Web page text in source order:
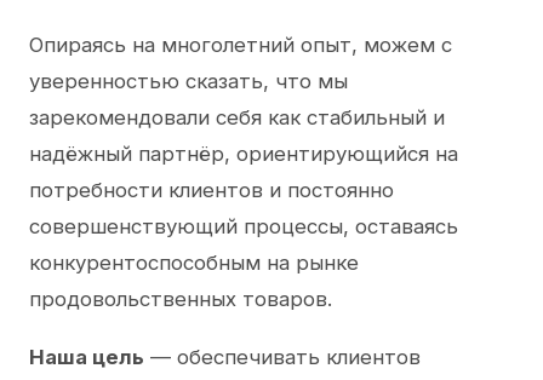
Опираясь на многолетний опыт, можем с
уверенностью сказать, что мы
зарекомендовали себя как стабильный и
надёжный партнёр, ориентирующийся на
потребности клиентов и постоянно
совершенствующий процессы, оставаясь
конкурентоспособным на рынке
продовольственных товаров.
Наша цель — обеспечивать клиентов